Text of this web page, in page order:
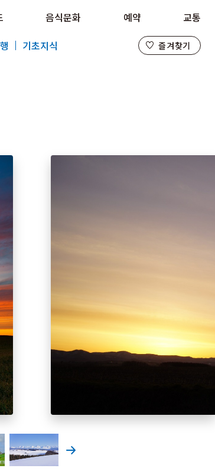
즐겨찾기
음식문화 예약
교통
기초지식 즐겨찾기
즐겨찾기
YouTu
be